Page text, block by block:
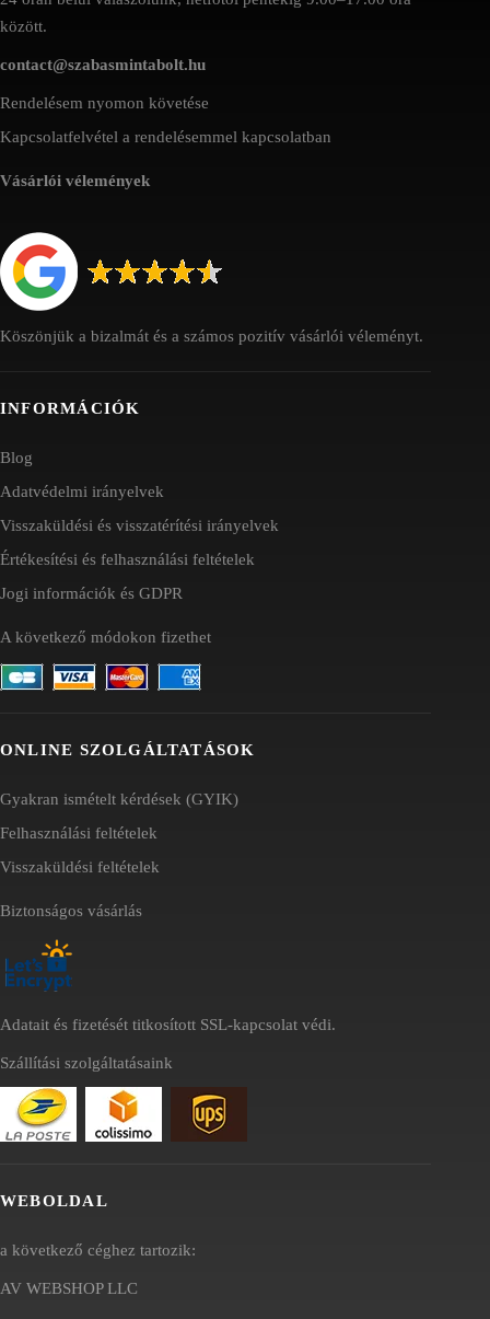
között.
contact@szabasmintabolt.hu
Rendelésem nyomon követése
Kapcsolatfelvétel a rendelésemmel kapcsolatban
Vásárlói vélemények
Köszönjük a bizalmát és a számos pozitív vásárlói véleményt.
INFORMÁCIÓK
Blog
Adatvédelmi irányelvek
Visszaküldési és visszatérítési irányelvek
Értékesítési és felhasználási feltételek
Jogi információk és GDPR
A következő módokon fizethet
ONLINE SZOLGÁLTATÁSOK
Gyakran ismételt kérdések (GYIK)
Felhasználási feltételek
Visszaküldési feltételek
Biztonságos vásárlás
Adatait és fizetését titkosított SSL-kapcsolat védi.
Szállítási szolgáltatásaink
WEBOLDAL
a következő céghez tartozik:
AV WEBSHOP LLC